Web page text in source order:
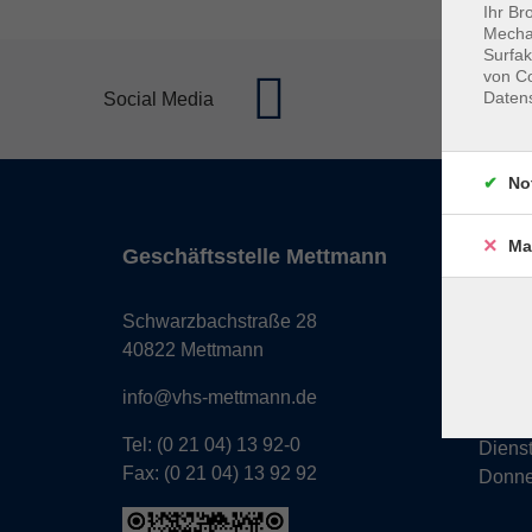
Social Media
Geschäftsstelle Mettmann
Schwarzbachstraße 28
40822 Mettmann
info@vhs-mettmann.de
Tel: (0 21 04) 13 92-0
Fax: (0 21 04) 13 92 92
Ihr
von